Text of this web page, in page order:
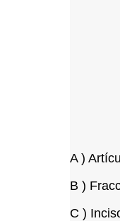
A )
B )
C )